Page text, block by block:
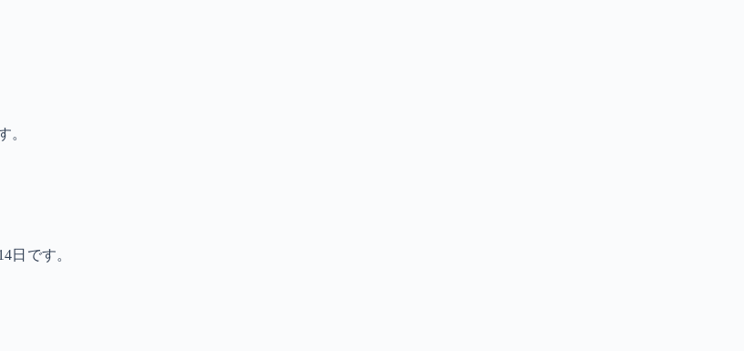
。
日です。